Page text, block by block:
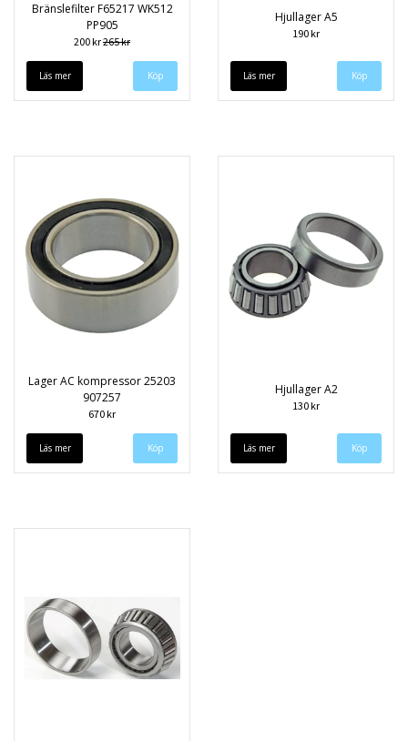
Bränslefilter F65217 WK512
PP905
200 kr265 kr
Läs mer
Hjullager A5
190 kr
Läs mer
Lager AC kompressor 25203
907257
670 kr
Läs mer
Hjullager A2
130 kr
Läs mer